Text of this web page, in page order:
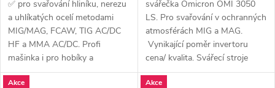
✅ pro svařování hliníku, nerezu
a uhlíkatých ocelí metodami
MIG/MAG, FCAW, TIG AC/DC
HF a MMA AC/DC. Profi
mašinka i pro hobíky a
nadšence....
svářečka Omicron OMI 3050
LS. Pro svařování v ochranných
atmosférách MIG a MAG.
Vynikající poměr invertoru
cena/ kvalita. Svářecí stroje
Omicron...
Akce
Akce